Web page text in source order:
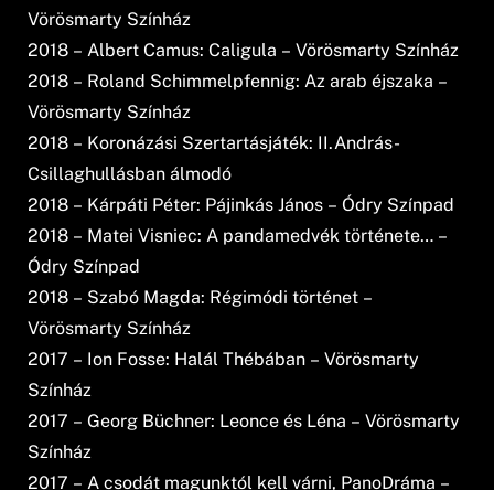
Vörösmarty Színház
2018 – Albert Camus: Caligula – Vörösmarty Színház
2018 – Roland Schimmelpfennig: Az arab éjszaka –
Vörösmarty Színház
2018 – Koronázási Szertartásjáték: II.András-
Csillaghullásban álmodó
2018 – Kárpáti Péter: Pájinkás János – Ódry Színpad
2018 – Matei Visniec: A pandamedvék története… –
Ódry Színpad
2018 – Szabó Magda: Régimódi történet –
Vörösmarty Színház
2017 – Ion Fosse: Halál Thébában – Vörösmarty
Színház
2017 – Georg Büchner: Leonce és Léna – Vörösmarty
Színház
2017 – A csodát magunktól kell várni, PanoDráma –